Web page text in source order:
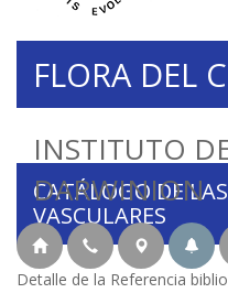
INSTITUTO
DARWINION
FLORA DEL
CATÁLOGO DE
VASCULARES
Detalle de la Referencia